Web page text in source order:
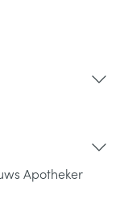
Apotheker